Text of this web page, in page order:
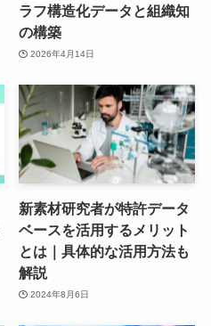
ラフ構造化データと組織知
の構築
2026年4月14日
新素材研究者が特許データ
ベースを活用するメリット
とは｜具体的な活用方法も
解説
2024年8月6日